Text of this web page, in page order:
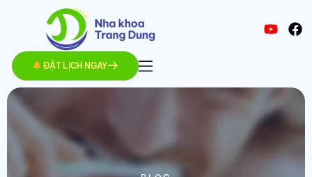
ĐẶT LỊCH NGAY